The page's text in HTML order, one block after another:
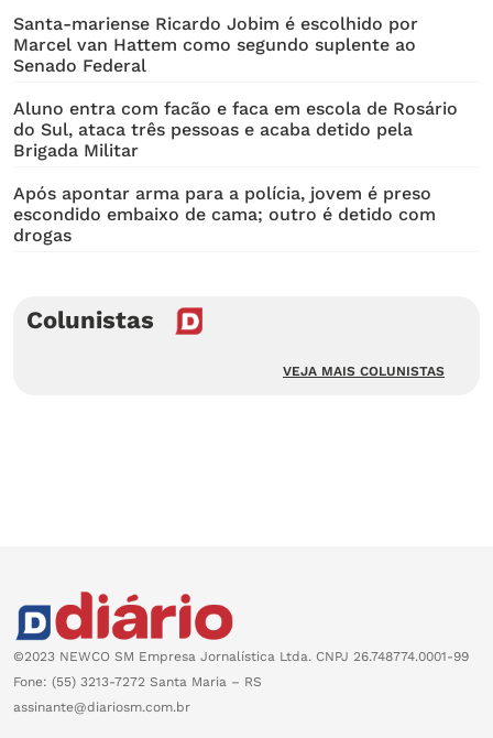
Santa-mariense Ricardo Jobim é escolhido por
Marcel van Hattem como segundo suplente ao
Senado Federal
Aluno entra com facão e faca em escola de Rosário
do Sul, ataca três pessoas e acaba detido pela
Brigada Militar
Após apontar arma para a polícia, jovem é preso
escondido embaixo de cama; outro é detido com
drogas
Colunistas
VEJA MAIS COLUNISTAS
©2023 NEWCO SM Empresa Jornalística Ltda. CNPJ 26.748774.0001-99
Fone: (55) 3213-7272 Santa Maria – RS
assinante@diariosm.com.br